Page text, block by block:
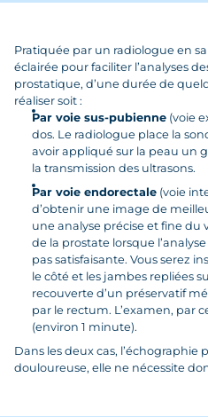
Pratiquée par un radiologue en
éclairée pour faciliter l’analyses
prostatique, d’une durée de
réaliser soit :
Par voie sus-pubienne (voie
dos. Le radiologue place la
avoir appliqué sur la peau un
la transmission des ultrasons.
Par voie endorectale (voie
d’obtenir une image de
une analyse précise et fine du
de la prostate lorsque
pas satisfaisante. Vous serez
le côté et les jambes repliées
recouverte d’un préservatif
par le rectum. L’examen, par
(environ 1 minute).
Dans les deux cas, l’échographie
douloureuse, elle ne nécessite